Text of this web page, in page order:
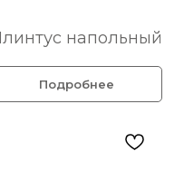
напольный
Подробнее